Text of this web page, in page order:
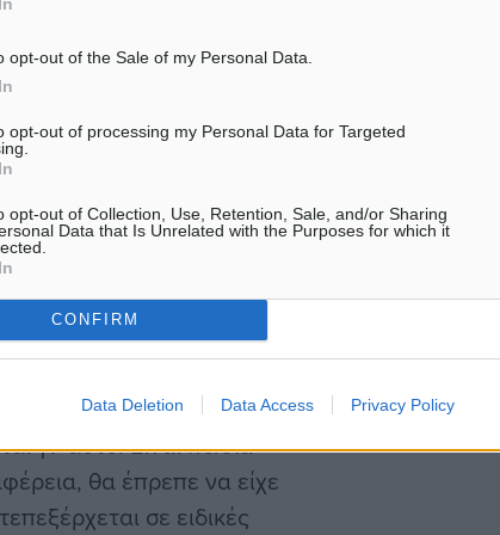
opt-out of the Sale of my Personal Data.
opt-out of processing my Personal Data for Targeted
opt-out of Collection, Use, Retention, Sale, and/or Sharing
Data that Is Unrelated with the Purposes for which it
CONFIRM
Data Deletion Data Access Privacy Policy
θέμα. Έχει να
και πάσης
κλίνες κ.ο.κ.).
εισήγαγε στη
που καταβάλλει ο
1 έως 10 ευρώ
αυτό, ‘τέλος
η δική μας ένσταση:
το ίδιο του Ελληνικό
ένα λάθος. Ονόμασε
Το ‘τέλος’
του γίνεται για ένα
γι’ αυτό. Είναι πολλά
θα έπρεπε να είχε
σε ειδικές